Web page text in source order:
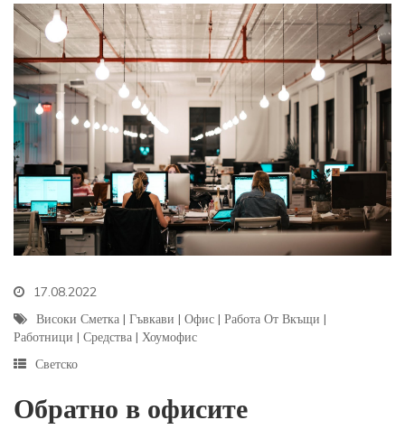
17.08.2022
Високи Сметка | Гъвкави | Офис | Работа От Вкъщи |
Работници | Средства | Хоумофис
Светско
Обратно в офисите